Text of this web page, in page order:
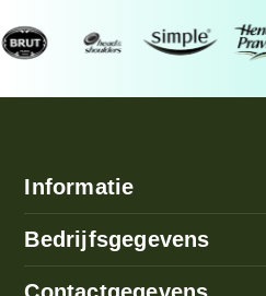
Informatie
Algemene voorwaarden
Betaalmethode
Bedrijfsgegevens
Contactgegevens